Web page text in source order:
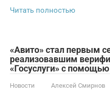
Читать полностью
«Авито» стал первым
реализовавшим
«Госуслуги» с
Новости Алексей Смирнов